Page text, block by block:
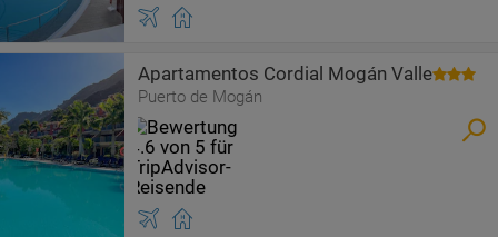
Apartamentos Cordial Mogán Valle
Puerto de Mogán